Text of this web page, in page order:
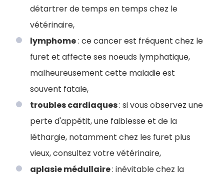
détartrer de temps en temps chez le
vétérinaire,
lymphome: ce cancer est fréquent chez le
furet et affecte ses noeuds lymphatique,
malheureusement cette maladie est
souvent fatale,
troubles cardiaques: si vous observez une
perte d'appétit, une faiblesse et de la
léthargie, notamment chez les furet plus
vieux, consultez votre vétérinaire,
aplasie médullaire: inévitable chez la